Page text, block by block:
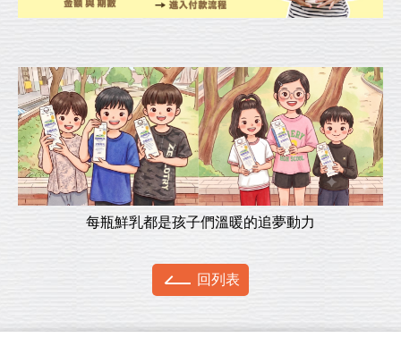
回列表
每瓶鮮乳都是孩子們溫暖的追夢動力